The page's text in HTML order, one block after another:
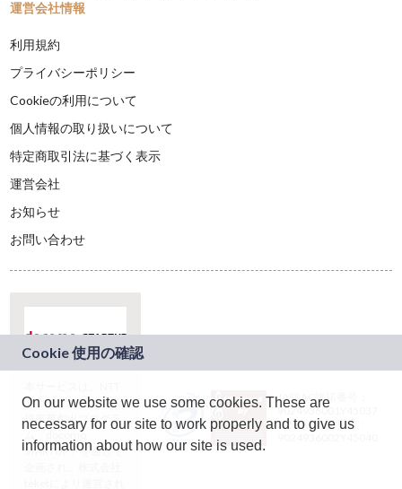
運営会社情報
利用規約
プライバシーポリシー
Cookieの利用について
個人情報の取り扱いについて
特定商取引法に基づく表示
運営会社
お知らせ
お問い合わせ
ドコモグループの新
規事業創出プログラ
ム「docomo
STARTUP」を通じて
JASRAC許諾番号：
9024936001Y45037
JASRAC許諾番号：
On our website we use some cookies. These are
necessary for our site to work properly and to give us
information about how our site is used.